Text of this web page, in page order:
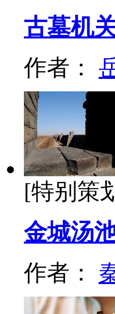
古墓机
作者：
[特别策
金城汤
作者：